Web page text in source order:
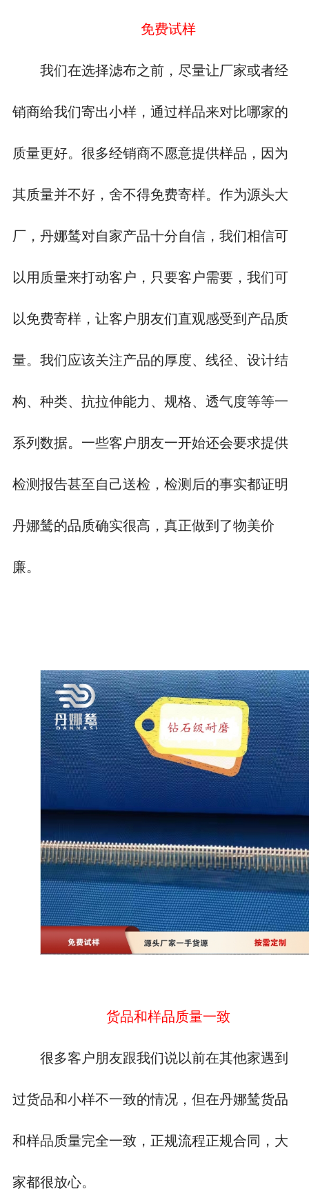
免费试样
我们在选择滤布之前，尽量让厂家或者经
销商给我们寄出小样，通过样品来对比哪家的
质量更好。很多经销商不愿意提供样品，因为
其质量并不好，舍不得免费寄样。作为源头大
厂，丹娜鸶对自家产品十分自信，我们相信可
以用质量来打动客户，只要客户需要，我们可
以免费寄样，让客户朋友们直观感受到产品质
量。我们应该关注产品的厚度、线径、设计结
构、种类、抗拉伸能力、规格、透气度等等一
系列数据。一些客户朋友一开始还会要求提供
检测报告甚至自己送检，检测后的事实都证明
丹娜鸶的品质确实很高，真正做到了物美价
廉。
货品和样品质量一致
很多客户朋友跟我们说以前在其他家遇到
过货品和小样不一致的情况，但在丹娜鸶货品
和样品质量完全一致，正规流程正规合同，大
家都很放心。